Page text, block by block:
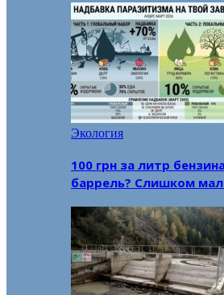
Экология
100 грн за литр
баррель? Слишком